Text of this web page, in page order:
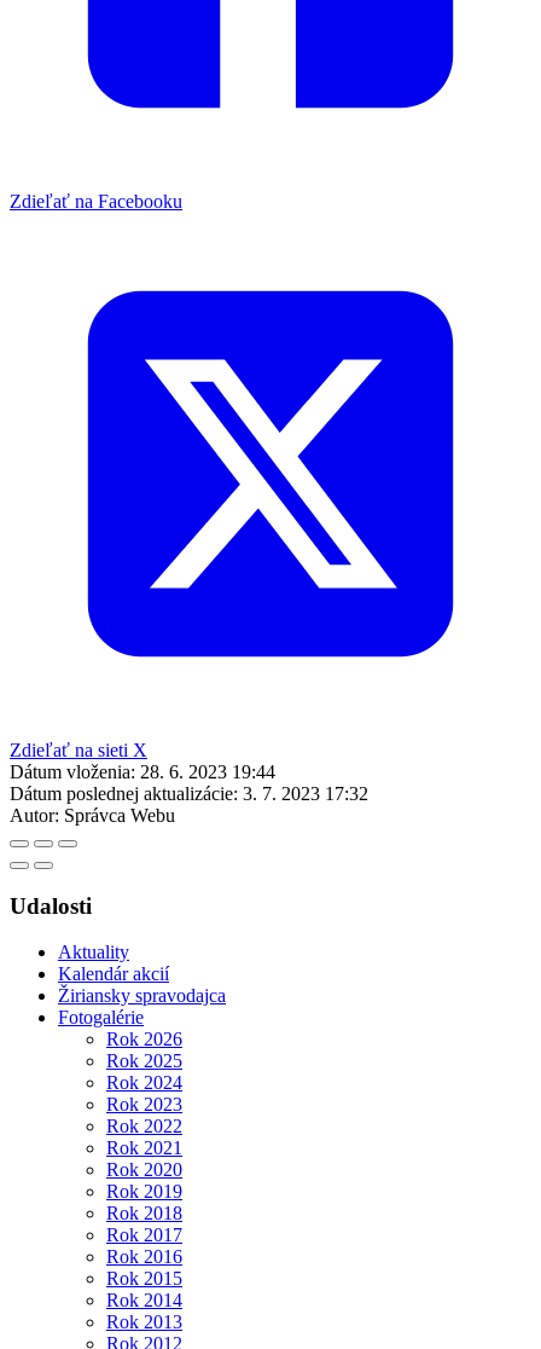
Zdieľať na Facebooku
Zdieľať na sieti X
Dátum vloženia: 28. 6. 2023 19:44
Dátum poslednej aktualizácie: 3. 7. 2023 17:32
Autor: Správca Webu
Udalosti
Aktuality
Kalendár akcií
Žiriansky spravodajca
Fotogalérie
Rok 2026
Rok 2025
Rok 2024
Rok 2023
Rok 2022
Rok 2021
Rok 2020
Rok 2019
Rok 2018
Rok 2017
Rok 2016
Rok 2015
Rok 2014
Rok 2013
Rok 2012